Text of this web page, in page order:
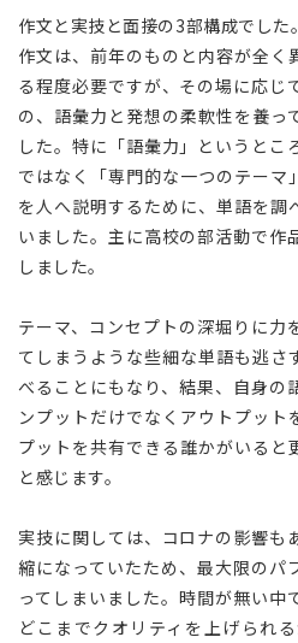
作文と実技と面接の3部構成でした。
作文は、前年のものと内容が全く
る程度必要ですが、その場に応じ
の、語彙力と発想の柔軟性を養っ
した。特に「語彙力」というとこ
ではなく「専門的な一つのテーマ
を人へ説明するために、単語を調
いました。主に高校の部活動で作
しました。
テーマ、コンセプトの深堀りに力
てしまうような些細な単語も逃さ
べることにもなり、結果、自身の
ンプットだけでなくアウトプット
プットを共有できる誰かがいると
と感じます。
実技に関しては、コロナの影響も
縮になっていたため、最大限のパ
ってしまいました。時間が無い中
どこまでクオリティを上げられ